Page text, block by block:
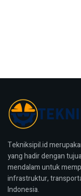
Tekniksipil.id
yang hadir dengan
mendalam untuk
infrastruktur,
Indonesia.